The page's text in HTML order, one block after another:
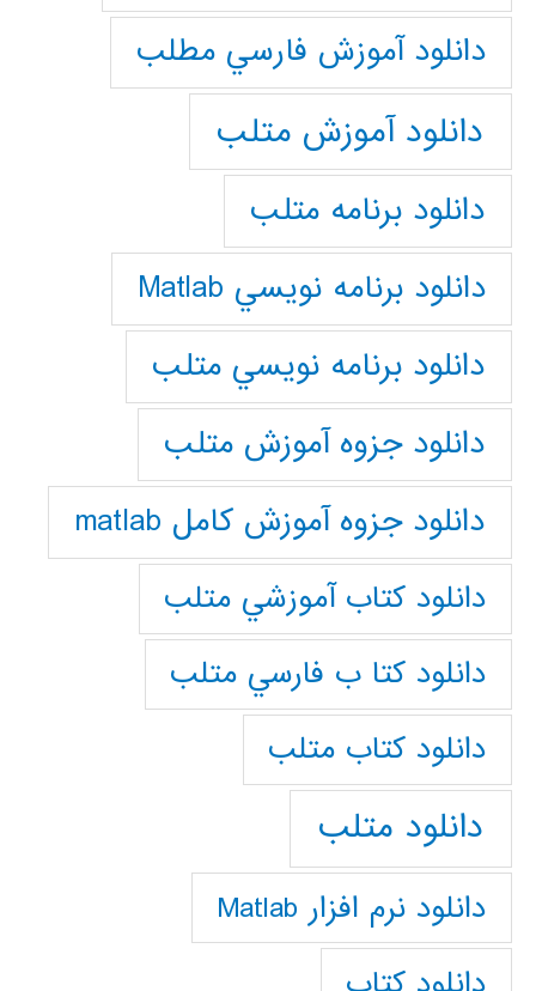
دانلود آموزش فارسي مطلب
دانلود آموزش متلب
دانلود برنامه متلب
دانلود برنامه نويسي Matlab
دانلود برنامه نويسي متلب
دانلود جزوه آموزش متلب
دانلود جزوه آموزش کامل matlab
دانلود كتاب آموزشي متلب
دانلود كتا ب فارسي متلب
دانلود كتاب متلب
دانلود متلب
دانلود نرم افزار Matlab